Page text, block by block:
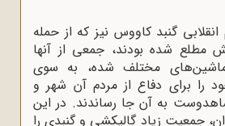
گنبد کاووس نیز که از حمله
مطلع شده بودند، جمعی از آنها
ماشین‌های مختلف شده، به سوی
را برای دفاع از مردم آن شهر و
به آن جا رساندند. در این
جمعیت زیاد گالیکشی و گنبدی را